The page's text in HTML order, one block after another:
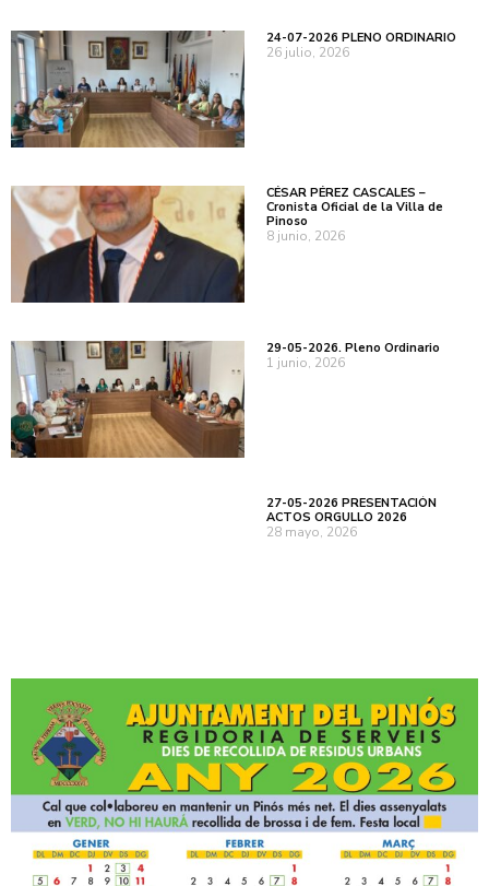
24-07-2026 PLENO ORDINARIO
26 julio, 2026
CÉSAR PÉREZ CASCALES –
Cronista Oficial de la Villa de
Pinoso
8 junio, 2026
29-05-2026. Pleno Ordinario
1 junio, 2026
27-05-2026 PRESENTACIÓN
ACTOS ORGULLO 2026
28 mayo, 2026